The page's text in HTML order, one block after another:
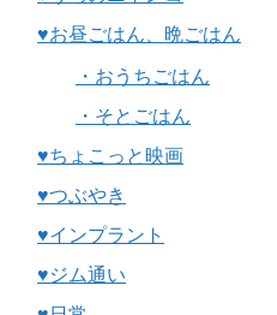
♥お昼ごはん、晩ごはん
・おうちごはん
・そとごはん
♥ちょこっと映画
♥つぶやき
♥インプラント
♥ジム通い